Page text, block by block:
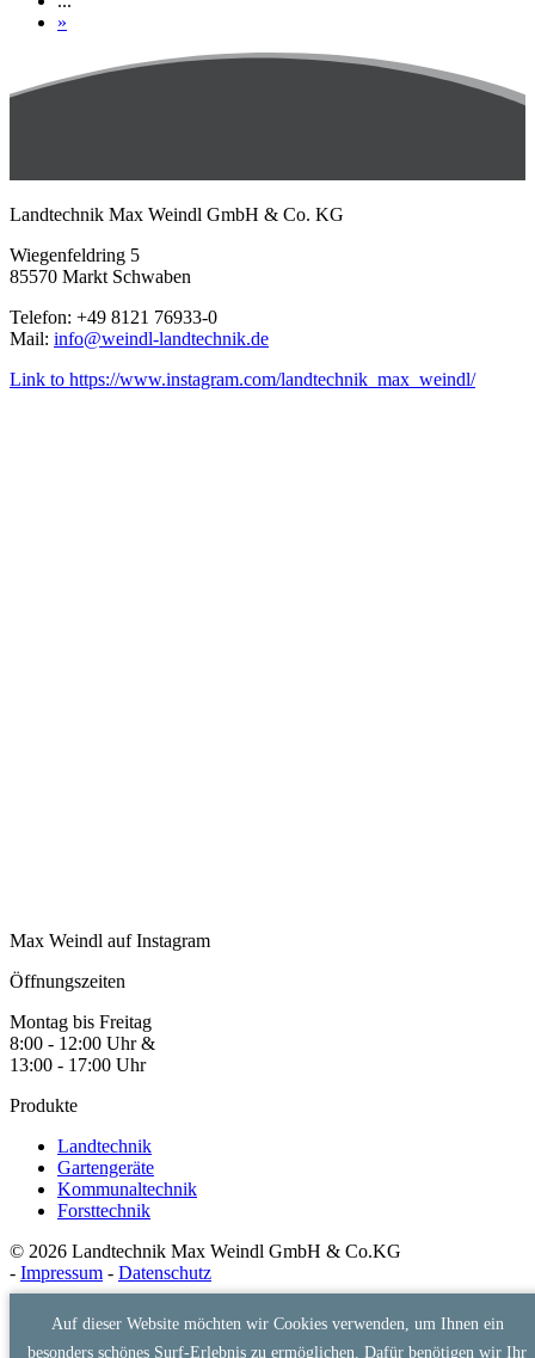
»
Landtechnik Max Weindl GmbH & Co. KG
Wiegenfeldring 5
85570 Markt Schwaben
Telefon: +49 8121 76933-0
Mail: info@weindl-landtechnik.de
Link to https://www.instagram.com/landtechnik_max_weindl/
Max Weindl auf Instagram
Öffnungszeiten
Montag bis Freitag
8:00 - 12:00 Uhr &
13:00 - 17:00 Uhr
Produkte
Landtechnik
Gartengeräte
Kommunaltechnik
Forsttechnik
© 2026 Landtechnik Max Weindl GmbH & Co.KG
- Impressum - Datenschutz
Auf dieser Website möchten wir Cookies verwenden, um Ihnen ein
besonders schönes Surf-Erlebnis zu ermöglichen. Dafür benötigen wir Ihr